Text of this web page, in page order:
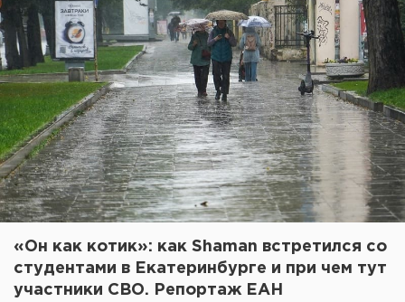
«Он как котик»: как Shaman встретился со
студентами в Екатеринбурге и при чем тут
участники СВО. Репортаж ЕАН